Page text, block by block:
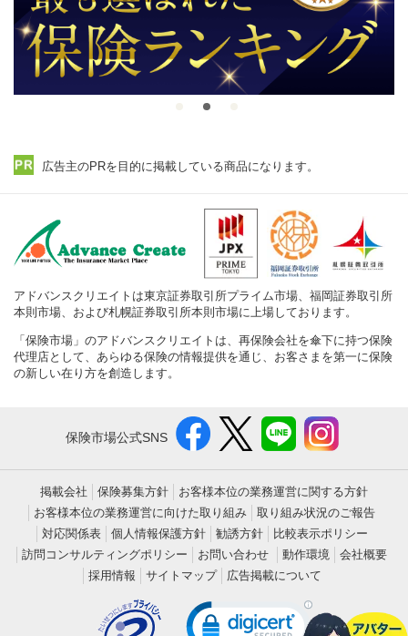
広告主のPRを目的に掲載している商品になります。
アドバンスクリエイトは東京証券取引所プライム市場、福岡証券取引所
本則市場、および札幌証券取引所本則市場に上場しております。
「保険市場」のアドバンスクリエイトは、再保険会社を傘下に持つ保険
代理店として、あらゆる保険の情報提供を通じ、お客さまを第一に保険
の新しい在り方を創造します。
保険市場公式SNS
掲載会社 保険募集方針
お客様本位の業務運営に関する方針
お客様本位の業務運営に向けた取り組み
取り組み状況のご報告
対応関係表
個人情報保護方針 勧誘方針
比較表示ポリシー
訪問コンサルティングポリシー
お問い合わせ 動作環境
会社概要
採用情報
サイトマップ 広告掲載について